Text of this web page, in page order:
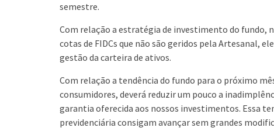
semestre.
Com relação a estratégia de investimento do fundo,
cotas de FIDCs que não são geridos pela Artesanal,
gestão da carteira de ativos.
Com relação a tendência do fundo para o próximo
consumidores, deverá reduzir um pouco a
garantia oferecida aos nossos investimentos. Essa
previdenciária consigam avançar sem grandes